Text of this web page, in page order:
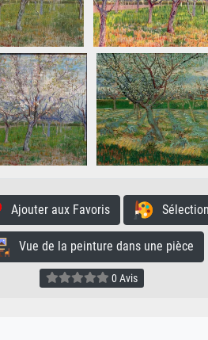
Ajouter aux Favoris
Vue de la peinture dans une pièce
0 Avis